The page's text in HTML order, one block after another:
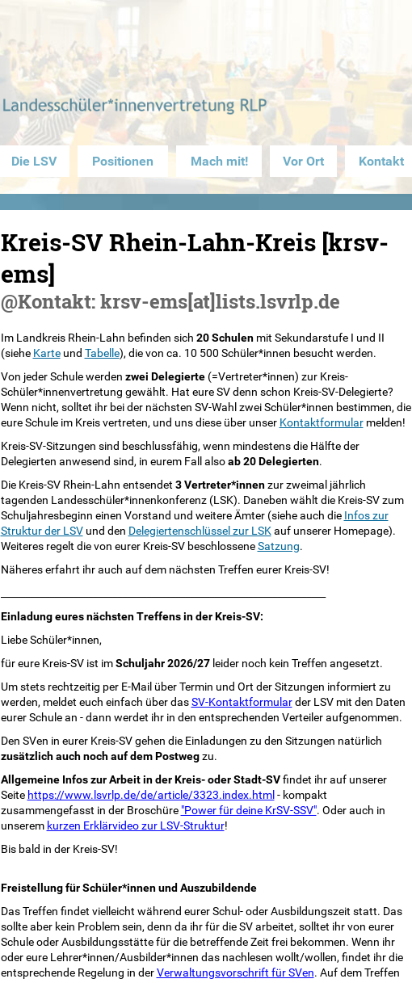
Die LSV Positionen Mach mit! Vor Ort Kontakt
Kreis-SV Rhein-Lahn-Kreis [krsv-
ems]
@Kontakt: krsv-ems[at]lists.lsvrlp.de
Im Landkreis Rhein-Lahn befinden sich 20 Schulenmit Sekundarstufe I und II
(siehe Karteund Tabelle), die von ca. 10 500 Schüler*innen besucht werden.
Von jeder Schule werden zwei Delegierte(=Vertreter*innen) zur Kreis-
Schüler*innenvertretung gewählt. Hat eure SV denn schon Kreis-SV-Delegierte?
Wenn nicht, solltet ihr bei der nächsten SV-Wahl zwei Schüler*innen bestimmen, die
eure Schule im Kreis vertreten, und uns diese über unser Kontaktformularmelden!
Kreis-SV-Sitzungen sind beschlussfähig, wenn mindestens die Hälfte der
Delegierten anwesend sind, in eurem Fall alsoab 20 Delegierten.
Die Kreis-SV Rhein-Lahn entsendet 3 Vertreter*innenzur zweimal jährlich
tagenden Landesschüler*innenkonferenz (LSK). Daneben wählt die Kreis-SV zum
Schuljahresbeginn einen Vorstand und weitere Ämter (siehe auch die Infos zur
Struktur der LSVund den Delegiertenschlüssel zur LSKauf unserer Homepage).
Weiteres regelt die von eurer Kreis-SV beschlosseneSatzung.
Näheres erfahrt ihr auch auf dem nächsten Treffen eurer Kreis-SV!
Einladung eures nächsten Treffens in der Kreis-SV:
Liebe Schüler*innen,
für eure Kreis-SV ist imSchuljahr 2026/27leider noch kein Treffen angesetzt.
Um stets rechtzeitig per E-Mail über Termin und Ort der Sitzungen informiert zu
werden, meldet euch einfach über dasSV-Kontaktformularder LSV mit den Daten
eurer Schule an - dann werdet ihr in den entsprechenden Verteiler aufgenommen.
Den SVen in eurer Kreis-SV gehen die Einladungen zu den Sitzungen natürlich
zusätzlich auch noch auf dem Postwegzu.
Allgemeine Infos zur Arbeit in der Kreis- oder Stadt-SVfindet ihr auf unserer
Seite https://www.lsvrlp.de/de/article/3323.index.html - kompakt
zusammengefasst in der Broschüre "Power für deine KrSV-SSV". Oder auch in
unserem kurzen Erklärvideo zur LSV-Struktur!
Bis bald in der Kreis-SV!
Freistellung für Schüler*innen und Auszubildende
Das Treffen findet vielleicht während eurer Schul- oder Ausbildungszeit statt. Das
sollte aber kein Problem sein, denn da ihr für die SV arbeitet, solltet ihr von eurer
Schule oder Ausbildungsstätte für die betreffende Zeit frei bekommen. Wenn ihr
oder eure Lehrer*innen/Ausbilder*innen das nachlesen wollt/wollen, findet ihr die
entsprechende Regelung in derVerwaltungsvorschrift für SVen. Auf dem Treffen